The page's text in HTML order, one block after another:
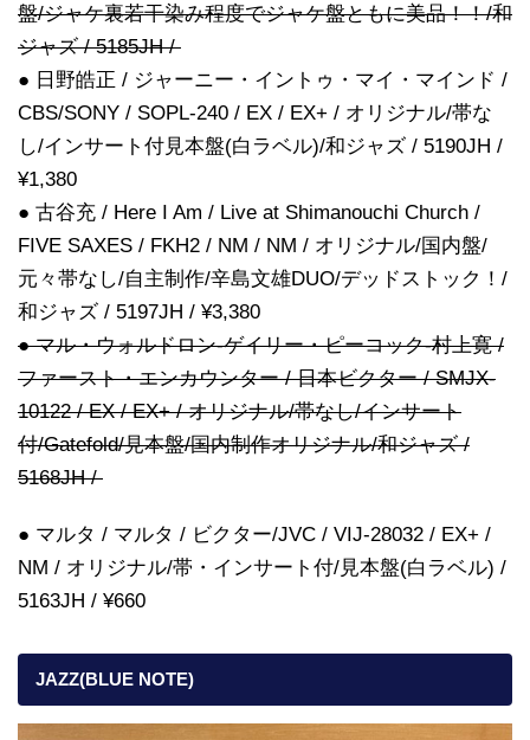
盤/ジャケ裏若干染み程度でジャケ盤ともに美品！！/和
ジャズ / 5185JH /
● 日野皓正 / ジャーニー・イントゥ・マイ・マインド /
CBS/SONY / SOPL-240 / EX / EX+ / オリジナル/帯な
し/インサート付見本盤(白ラベル)/和ジャズ / 5190JH /
¥1,380
● 古谷充 / Here I Am / Live at Shimanouchi Church /
FIVE SAXES / FKH2 / NM / NM / オリジナル/国内盤/
元々帯なし/自主制作/辛島文雄DUO/デッドストック！/
和ジャズ / 5197JH / ¥3,380
● マル・ウォルドロン-ゲイリー・ピーコック-村上寛 /
ファースト・エンカウンター / 日本ビクター / SMJX-
10122 / EX / EX+ / オリジナル/帯なし/インサート
付/Gatefold/見本盤/国内制作オリジナル/和ジャズ /
5168JH /
● マルタ / マルタ / ビクター/JVC / VIJ-28032 / EX+ /
NM / オリジナル/帯・インサート付/見本盤(白ラベル) /
5163JH / ¥660
JAZZ(BLUE NOTE)